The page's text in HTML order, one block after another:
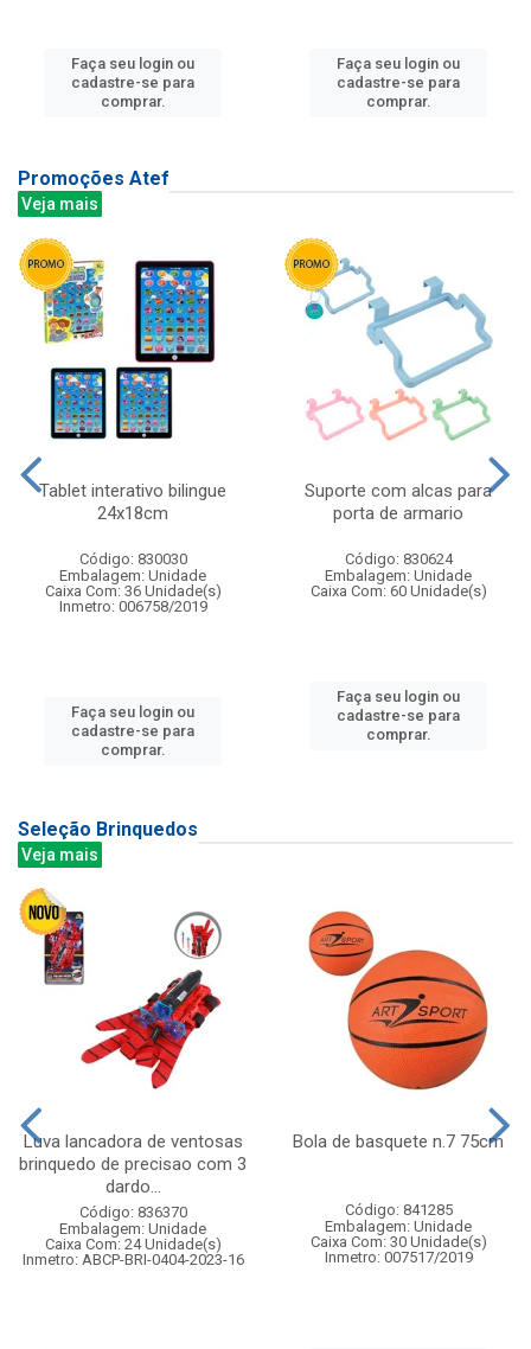
Faça seu login ou
cadastre-se para
comprar.
Faça seu login ou
cadastre-se para
comprar.
Promoções Atef
Veja mais
Tablet interativo bilingue
24x18cm
Código: 830030
Embalagem: Unidade
Caixa Com: 36 Unidade(s)
Inmetro: 006758/2019
Faça seu login ou
cadastre-se para
comprar.
Suporte com alcas para
porta de armario
Código: 830624
Embalagem: Unidade
Caixa Com: 60 Unidade(s)
Faça seu login ou
cadastre-se para
comprar.
Seleção Brinquedos
Veja mais
Luva lancadora de ventosas
brinquedo de precisao com 3
dardo...
Código: 836370
Embalagem: Unidade
Caixa Com: 24 Unidade(s)
Inmetro: ABCP-BRI-0404-2023-16
Bola de basquete n.7 75cm
Código: 841285
Embalagem: Unidade
Caixa Com: 30 Unidade(s)
Inmetro: 007517/2019